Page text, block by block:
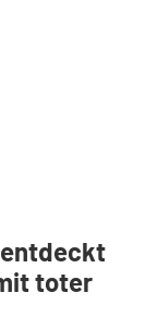
toter